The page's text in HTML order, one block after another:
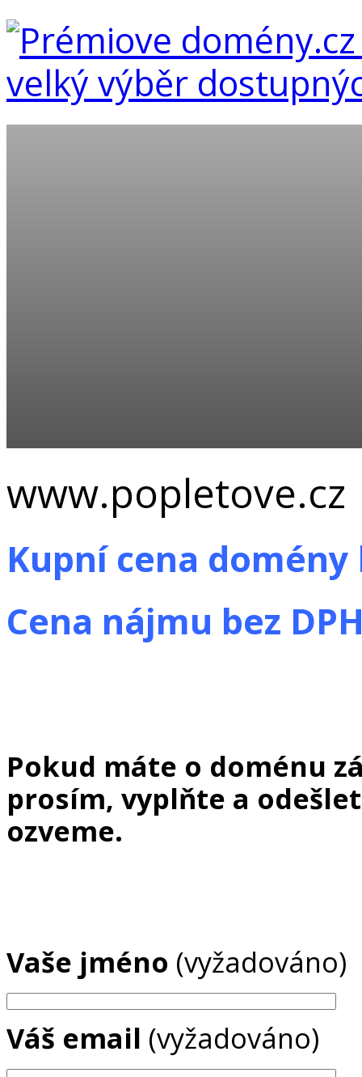
www.popletove.cz
Kupní cena domény
Cena nájmu bez
Pokud máte o doménu
prosím, vyplňte a
ozveme.
Vaše jméno (vyžadováno)
Váš email (vyžadováno)